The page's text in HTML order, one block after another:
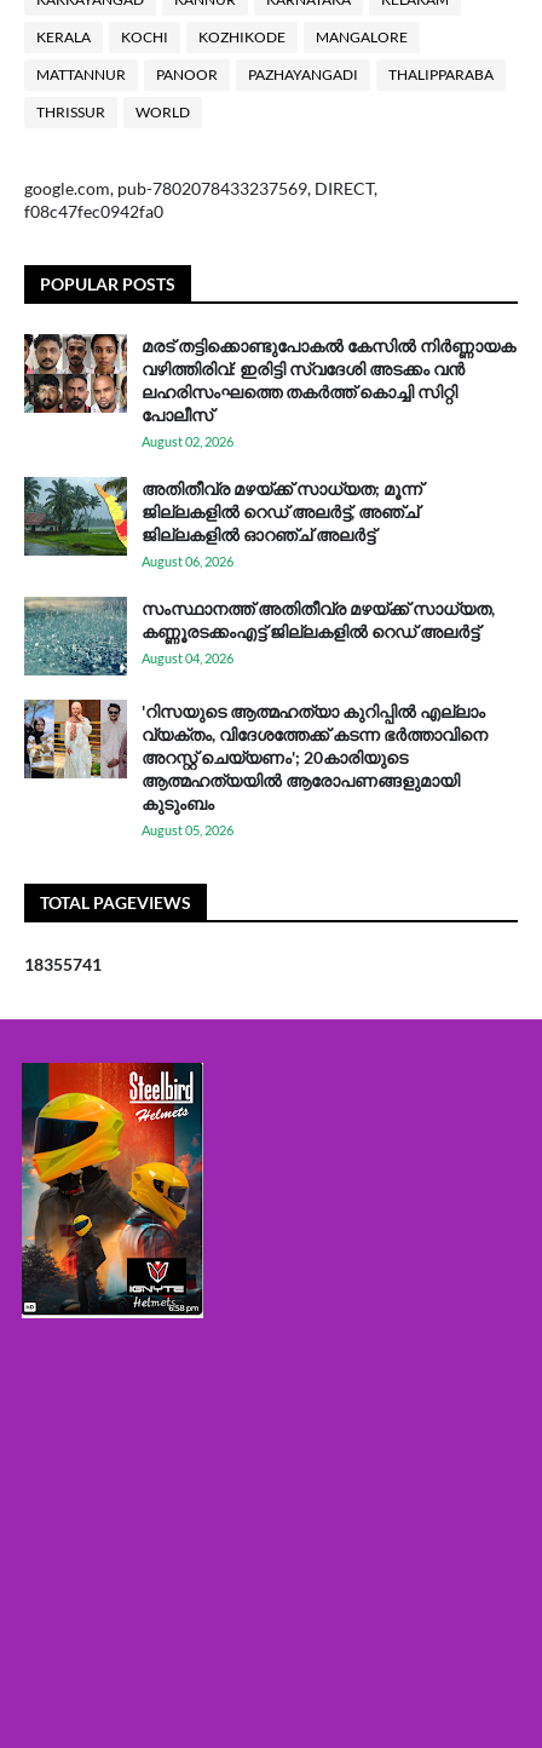
KERALA KOCHI KOZHIKODE MANGALORE
MATTANNUR PANOOR PAZHAYANGADI THALIPPARABA
THRISSUR WORLD
google.com, pub-7802078433237569, DIRECT,
f08c47fec0942fa0
POPULAR POSTS
മരട് തട്ടിക്കൊണ്ടുപോകൽ കേസിൽ നിർണ്ണായക
വഴിത്തിരിവ്: ഇരിട്ടി സ്വദേശി അടക്കം വൻ
ലഹരിസംഘത്തെ തകർത്ത് കൊച്ചി സിറ്റി
പോലീസ്
August 02, 2026
അതിതീവ്ര മഴയ്ക്ക് സാധ്യത; മൂന്ന്
ജില്ലകളിൽ റെഡ് അലർട്ട്, അഞ്ച്
ജില്ലകളിൽ ഓറഞ്ച് അലർട്ട്
August 06, 2026
സം​സ്ഥാ​ന​ത്ത് അ​തി​തീ​വ്ര മ​ഴ​യ്ക്ക് സാ​ധ്യ​ത,
കണ്ണൂരടക്കംഎ​ട്ട് ജി​ല്ല​ക​ളി​ൽ റെ​ഡ് അ​ലർ​ട്ട്
August 04, 2026
'റിസയുടെ ആത്മഹത്യാ കുറിപ്പിൽ എല്ലാം
വ്യക്തം, വിദേശത്തേക്ക് കടന്ന ഭർത്താവിനെ
അറസ്റ്റ് ചെയ്യണം'; 20കാരിയുടെ
ആത്മഹത്യയിൽ ആരോപണങ്ങളുമായി
കുടുംബം
August 05, 2026
TOTAL PAGEVIEWS
18355741